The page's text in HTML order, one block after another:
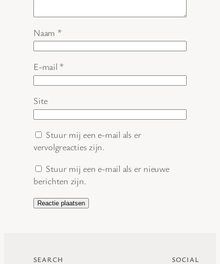
Naam *
E-mail *
Site
Stuur mij een e-mail als er
vervolgreacties zijn.
Stuur mij een e-mail als er nieuwe
berichten zijn.
SEARCH SOCIAL